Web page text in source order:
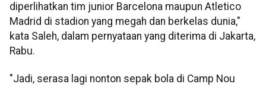
diperlihatkan tim junior Barcelona maupun Atletico
Madrid di stadion yang megah dan berkelas dunia,"
kata Saleh, dalam pernyataan yang diterima di Jakarta,
Rabu.
"Jadi, serasa lagi nonton sepak bola di Camp Nou